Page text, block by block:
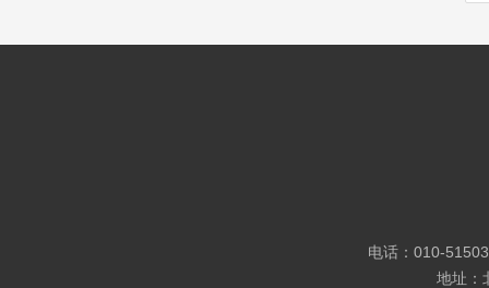
电话：010-
地址：